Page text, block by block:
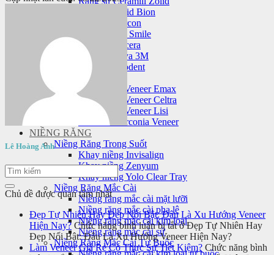
Răng sứ Zolid Bion
Răng sứ Cercon
Răng sứ HT Smile
Răng sứ Nacera
Răng sứ Lava 3M
Răng sứ Orodent
Mặt dán sứ veneer
Mặt dán sứ Veneer Emax
Mặt dán sứ Veneer Celtra
Mặt dán sứ Veneer Lisi
Laminate Zirconia Veneer
NIỀNG RĂNG
Niềng Răng Trong Suốt
Khay niềng Invisalign
Khay niềng Zenyum
Khay niềng Yolo Clear Tray
Niềng Răng Mắc Cài
Niềng răng mắc cài mặt lưỡi
Niềng răng mắc cài pha lê
Niềng răng mắc cài kim loại
Niềng răng mắc cài sứ
Niềng Răng Mắc Cài Tự Buộc
Lê Hoàng Anh
Chủ đề được quan tâm nhất
Đẹp Tự Nhiên Hay Đẹp Nổi Bật: Đâu Là Xu Hướng Veneer
Hiện Nay? Chức năng bình luận bị tắtở Đẹp Tự Nhiên Hay
Đẹp Nổi Bật: Đâu Là Xu Hướng Veneer Hiện Nay?
Làm Veneer Giá Rẻ Có Thực Sự Tiết Kiệm? Chức năng bình